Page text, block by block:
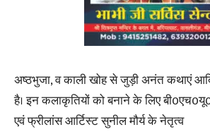
अष्ठभुजा, व काली खोह से जुड़ी अनंत कथाएं
है। इन कलाकृतियों को बनाने के लिए बी0एच0यू0
एवं फ्रीलांस आर्टिस्ट सुनील मौर्य के नेतृत्व